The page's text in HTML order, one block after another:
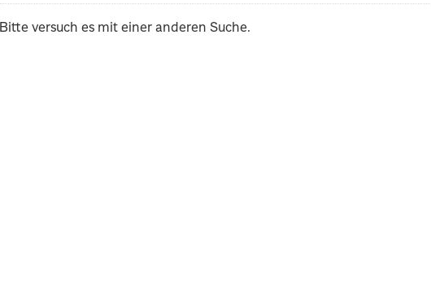
Bitte versuch es mit einer anderen Suche.